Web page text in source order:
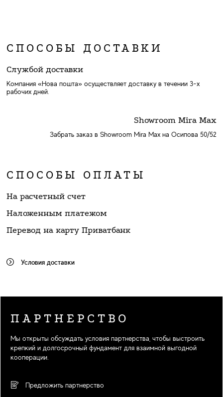
СПОСОБЫ ДОСТАВКИ
Службой доставки
Компания «Нова пошта» осуществляет доставку в течении 3-х
рабочих дней.
Showroom Mira Max
Забрать заказ в Showroom Mira Max на Осипова 50/52
СПОСОБЫ ОПЛАТЫ
На расчетный счет
Наложенным платежом
Перевод на карту Приватбанк
Условия доставки
ПАРТНЕРСТВО
Мы открыты обсуждать условия партнерства, чтобы выстроить
крепкий и долгосрочный фундамент для взаимной выгодной
кооперации.
Предложить партнерство